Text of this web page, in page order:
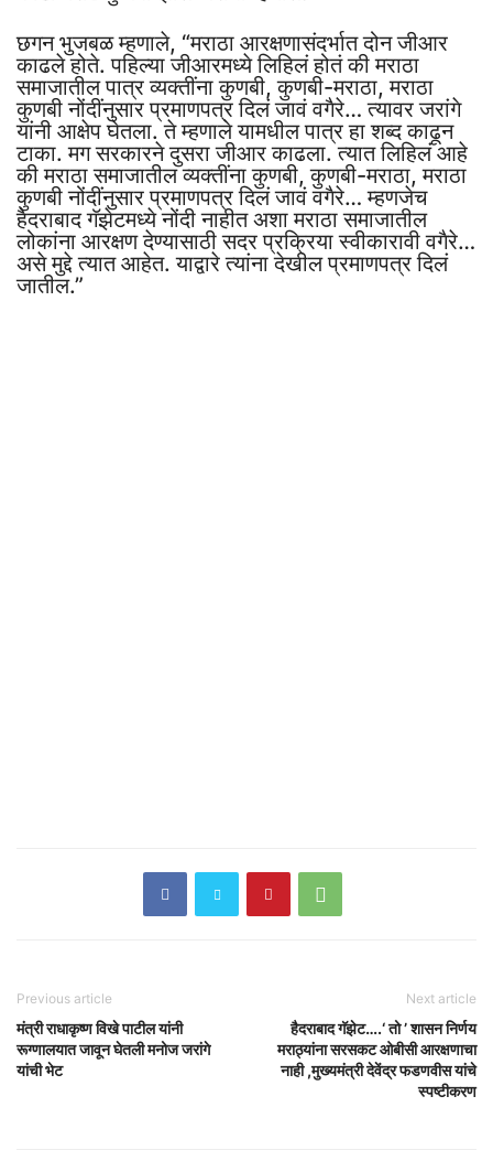
छगन भुजबळ म्हणाले, “मराठा आरक्षणासंदर्भात दोन जीआर
काढले होते. पहिल्या जीआरमध्ये लिहिलं होतं की मराठा
समाजातील पात्र व्यक्तींना कुणबी, कुणबी-मराठा, मराठा
कुणबी नोंदींनुसार प्रमाणपत्र दिलं जावं वगैरे… त्यावर जरांगे
यांनी आक्षेप घेतला. ते म्हणाले यामधील पात्र हा शब्द काढून
टाका. मग सरकारने दुसरा जीआर काढला. त्यात लिहिलं आहे
की मराठा समाजातील व्यक्तींना कुणबी, कुणबी-मराठा, मराठा
कुणबी नोंदींनुसार प्रमाणपत्र दिलं जावं वगैरे… म्हणजेच
हैदराबाद गॅझेटमध्ये नोंदी नाहीत अशा मराठा समाजातील
लोकांना आरक्षण देण्यासाठी सदर प्रक्रिया स्वीकारावी वगैरे…
असे मुद्दे त्यात आहेत. याद्वारे त्यांना देखील प्रमाणपत्र दिलं
जातील.”
Previous article
मंत्री राधाकृष्ण विखे पाटील यांनी
रूग्णालयात जावून घेतली मनोज जरांगे
यांची भेट
Next article
हैदराबाद गॅझेट….‘ तो ’ शासन निर्णय
मराठ्यांना सरसकट ओबीसी आरक्षणाचा
नाही ,मुख्यमंत्री देवेंद्र फडणवीस यांचे
स्पष्टीकरण